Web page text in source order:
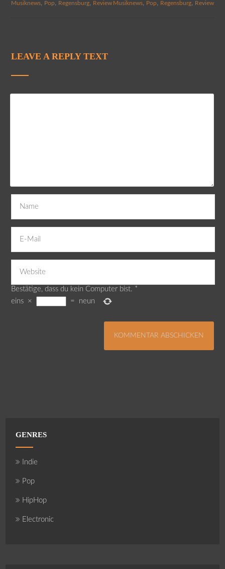
Musiknews, Pop, Regensburg, Review Musiknews, Pop, Regensburg, Review
LEAVE A REPLY TEXT
Bestätige, dass du kein Computer bist. *
eins
× = neun
GENRES
Indie
Pop
HipHop
Electronic